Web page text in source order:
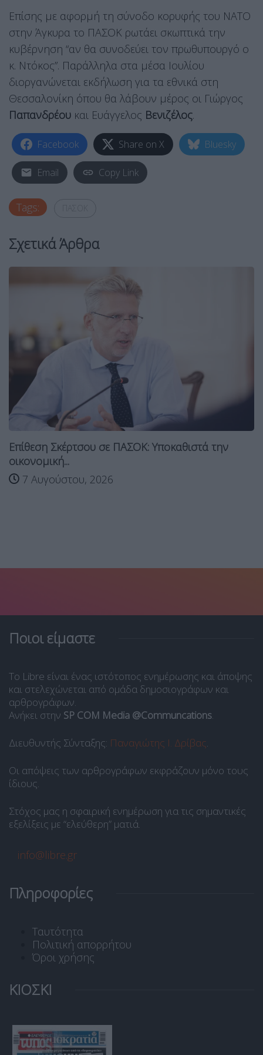
Επίσης με αφορμή τη σύνοδο κορυφής του ΝΑΤΟ
στην Άγκυρα το ΠΑΣΟΚ ρωτάει σκωπτικά την
κυβέρνηση “αν θα συνοδεύει τον πρωθυπουργό ο
κ. Ντόκος”. Παράλληλα στα μέσα Ιουλίου
διοργανώνεται εκδήλωση για τα εθνικά στη
Θεσσαλονίκη όπου θα λάβουν μέρος οι Γιώργος
Παπανδρέου και Ευάγγελος Βενιζέλος.
Facebook Share on X Bluesky
Email Copy Link
Tags:
Σχετικά Άρθρα
Επίθεση Σκέρτσου σε ΠΑΣΟΚ: Υποκαθιστά την
οικονομική...
7 Αυγούστου, 2026
Ποιοι είμαστε
Το Libre είναι ένας ιστότοπος ενημέρωσης και άποψης
και στελεχώνεται από ομάδα δημοσιογράφων και
αρθρογράφων.
Ανήκει στην SP COM Media @Communcations.
Διευθυντής Σύνταξης: Παναγιώτης Ι. Δρίβας.
Οι απόψεις των αρθρογράφων εκφράζουν μόνο τους
ίδιους.
Στόχος μας η σφαιρική ενημέρωση για τις σημαντικές
εξελίξεις με “ελεύθερη” ματιά.
info@libre.gr
Πληροφορίες
Ταυτότητα
Πολιτική απορρήτου
Όροι χρήσης
ΚΙΟΣΚΙ